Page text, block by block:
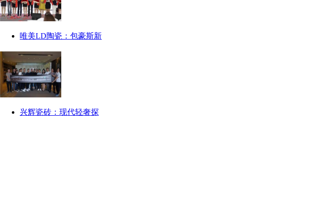
唯美LD陶瓷：包豪斯新
兴辉瓷砖：现代轻奢探